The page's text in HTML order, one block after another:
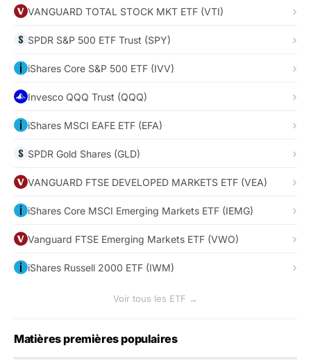
VANGUARD TOTAL STOCK MKT ETF (VTI)
SPDR S&P 500 ETF Trust (SPY)
iShares Core S&P 500 ETF (IVV)
Invesco QQQ Trust (QQQ)
iShares MSCI EAFE ETF (EFA)
SPDR Gold Shares (GLD)
VANGUARD FTSE DEVELOPED MARKETS ETF (VEA)
iShares Core MSCI Emerging Markets ETF (IEMG)
Vanguard FTSE Emerging Markets ETF (VWO)
iShares Russell 2000 ETF (IWM)
Voir tous les ETF →
Matières premières populaires